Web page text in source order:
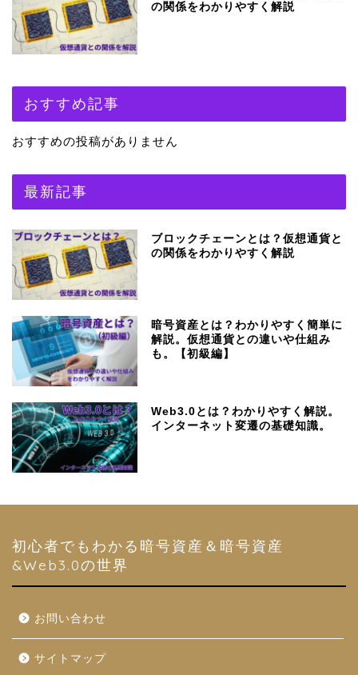
の関係をわかりやすく解説
おすすめ記事
おすすめの投稿がありません
最新記事
ブロックチェーンとは？仮想通貨と
の関係をわかりやすく解説
暗号資産とは？わかりやすく簡単に
解説。仮想通貨との違いや仕組み
も。【初級編】
Web3.0とは？わかりやすく解説。
インターネット変遷の基礎知識。
初心者でもわかる暗号資産＆暗号資産
&Web3.0の世界
お問い合わせ
サイトマップ